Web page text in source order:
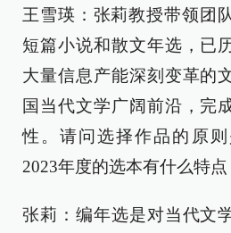
王雪瑛：张莉教授带领团
短篇小说和散文年选，已
大量信息产能深刻变革的
国当代文学广阔前沿，完
性。请问选择作品的原
2023年度的选本有什么特点
张莉：编年选是对当代文